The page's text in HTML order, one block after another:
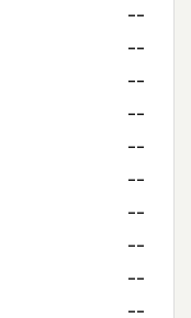
--
--
--
--
--
--
--
--
--
--